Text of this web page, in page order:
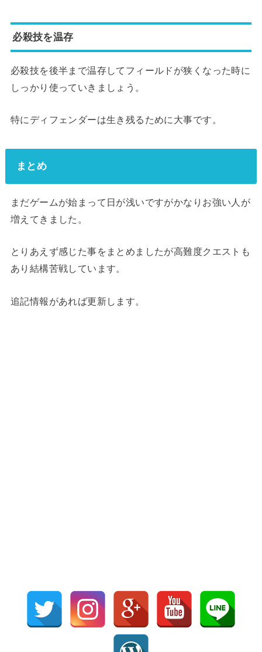
必殺技を温存
必殺技を後半まで温存してフィールドが狭くなった時に
しっかり使っていきましょう。
特にディフェンダーは生き残るために大事です。
まとめ
まだゲームが始まって日が浅いですがかなりお強い人が
増えてきました。
とりあえず感じた事をまとめましたが高難度クエストも
あり結構苦戦しています。
追記情報があれば更新します。